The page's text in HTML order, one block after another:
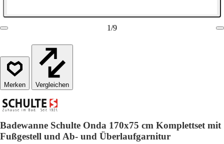
1/9
Vergleichen
Badewanne Schulte Onda 170x75 cm Komplettset mit
Fußgestell und Ab- und Überlaufgarnitur